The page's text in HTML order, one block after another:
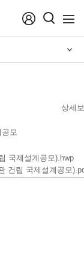
menu
상세
모
국제설계공모).hwp
건립 국제설계공모